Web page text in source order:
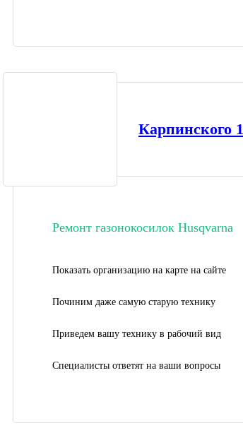
Карпинского
Ремонт газонокосилок Husqvarna
Показать организацию на карте на сайте
Починим даже самую старую технику
Приведем вашу технику в рабочий вид
Специалисты ответят на ваши вопросы